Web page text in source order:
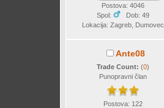
Postova: 4046
Spol:
Dob: 49
Lokacija: Zagreb, Dumovec
Ante08
Trade Count: (0)
Punopravni član
Postova: 122